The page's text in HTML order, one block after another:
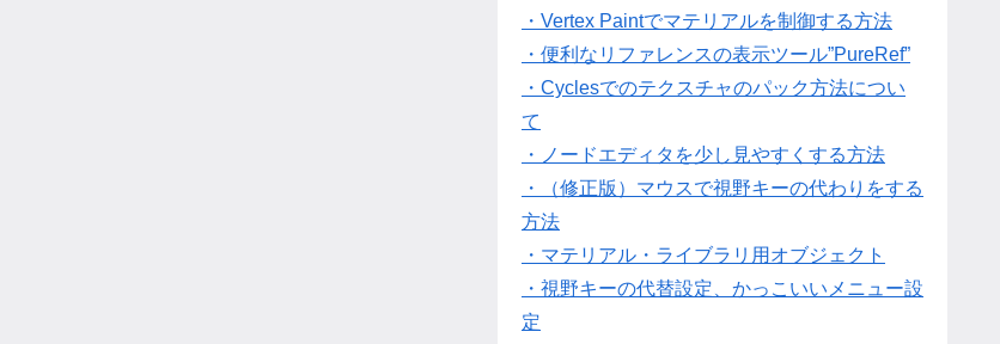
・Vertex Paintでマテリアルを制御する方法
・便利なリファレンスの表示ツール”PureRef”
・Cyclesでのテクスチャのパック方法につい
て
・ノードエディタを少し見やすくする方法
・（修正版）マウスで視野キーの代わりをする
方法
・マテリアル・ライブラリ用オブジェクト
・視野キーの代替設定、かっこいいメニュー設
定